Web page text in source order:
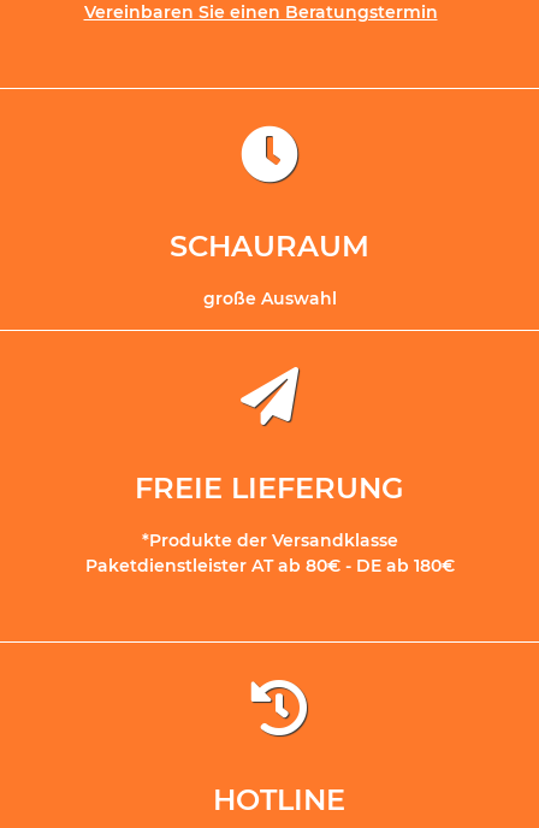
Vereinbaren Sie einen Beratungstermin
SCHAURAUM
große Auswahl
FREIE LIEFERUNG
*Produkte der Versandklasse
Paketdienstleister AT ab 80€ - DE ab 180€
HOTLINE